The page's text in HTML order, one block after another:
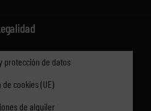
protección de datos
de cookies (UE)
de alquiler